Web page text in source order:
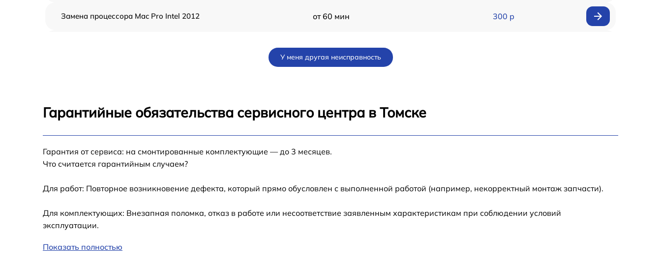
Замена процессора Mac Pro Intel 2012 от 60 мин 300 р
Замена звуковой платы Mac Pro Intel 2012 от 60 мин
У меня другая неисправность
Гарантийные обязательства сервисного центра в Томске
Гарантия от сервиса: на смонтированные комплектующие — до 3 месяцев.
Что считается гарантийным случаем?
Для работ: Повторное возникновение дефекта, который прямо обусловлен с выполненной работой (например, некорректный монтаж запчасти).
Для комплектующих: Внезапная поломка, отказ в работе или несоответствие заявленным характеристикам при соблюдении условий
эксплуатации.
Показать полностью